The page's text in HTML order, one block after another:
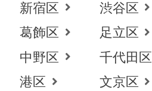
新宿区 渋谷区
葛飾区
足立区
中野区
千代田区
港区
文京区